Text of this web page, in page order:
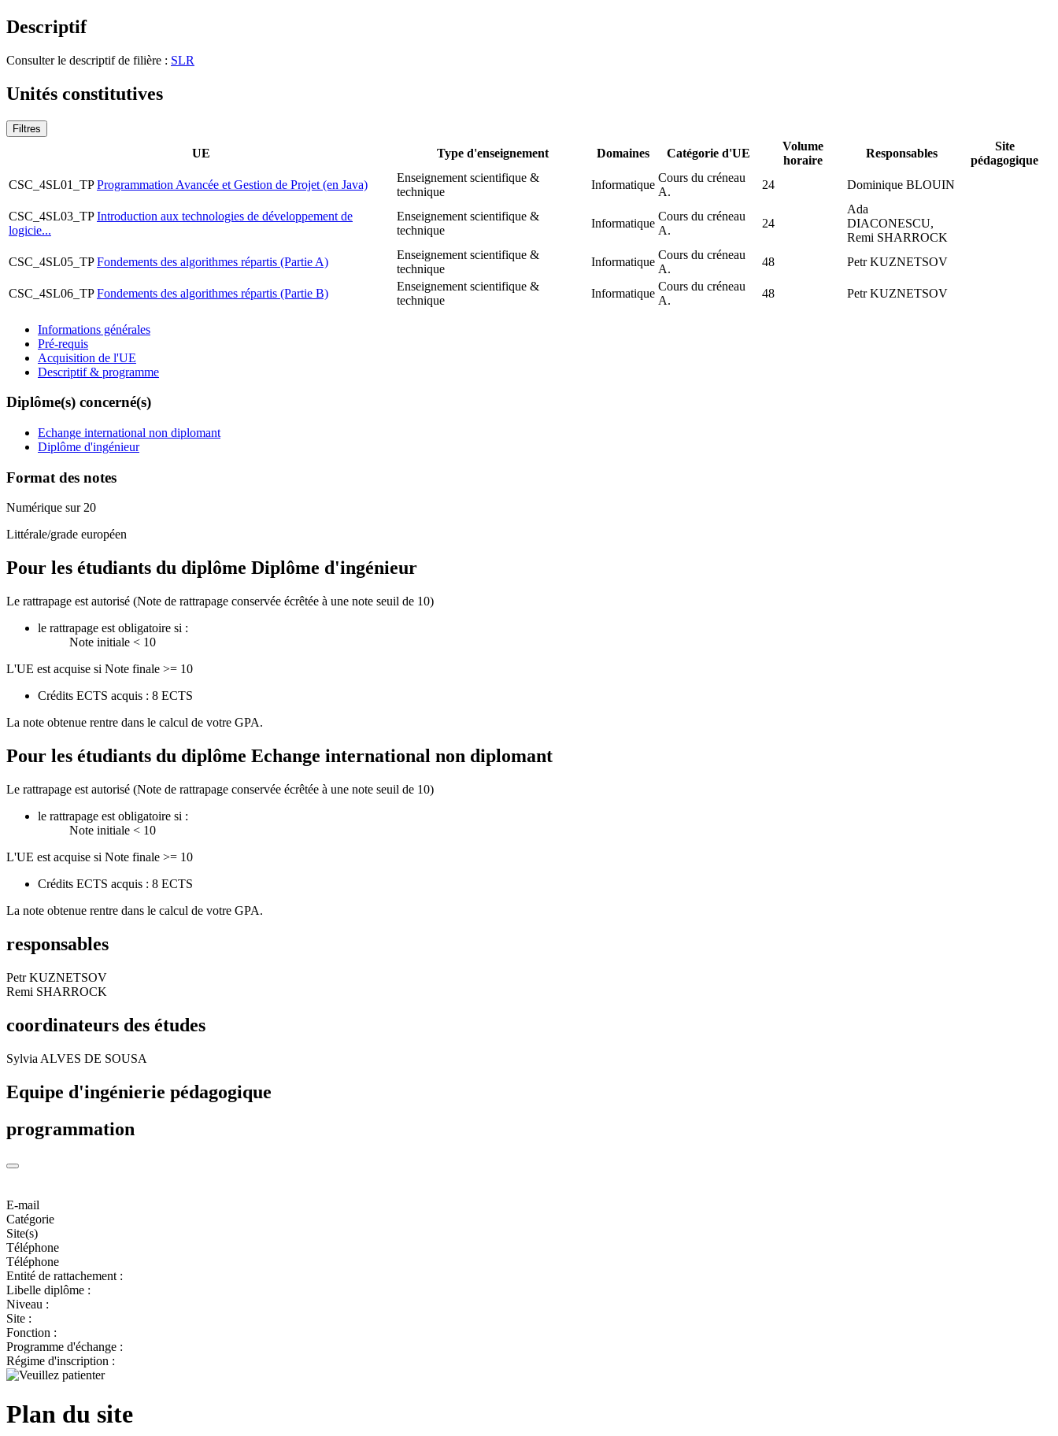
Descriptif
Consulter le descriptif de filière : SLR
Unités constitutives
Filtres
UE Type d'enseignement Domaines Catégorie d'UE
Volume
horaire
Responsables
Site
pédagogique
CSC_4SL01_TP Programmation Avancée et Gestion de Projet (en Java)
Enseignement scientifique &
technique
Informatique
Cours du créneau
A.
24 Dominique BLOUIN
CSC_4SL03_TP Introduction aux technologies de développement de
logicie...
Enseignement scientifique &
technique
Informatique
Cours du créneau
A.
24
Ada
DIACONESCU,
Remi SHARROCK
CSC_4SL05_TP Fondements des algorithmes répartis (Partie A)
Enseignement scientifique &
technique
Informatique
Cours du créneau
A.
48 Petr KUZNETSOV
CSC_4SL06_TP Fondements des algorithmes répartis (Partie B)
Enseignement scientifique &
technique
Informatique
Cours du créneau
A.
48 Petr KUZNETSOV
Informations générales
Pré-requis
Acquisition de l'UE
Descriptif & programme
Diplôme(s) concerné(s)
Echange international non diplomant
Diplôme d'ingénieur
Format des notes
Numérique sur 20
Littérale/grade européen
Pour les étudiants du diplôme Diplôme d'ingénieur
Le rattrapage est autorisé (Note de rattrapage conservée écrêtée à une note seuil de 10)
le rattrapage est obligatoire si :
Note initiale < 10
L'UE est acquise si Note finale >= 10
Crédits ECTS acquis : 8 ECTS
La note obtenue rentre dans le calcul de votre GPA.
Pour les étudiants du diplôme Echange international non diplomant
Le rattrapage est autorisé (Note de rattrapage conservée écrêtée à une note seuil de 10)
le rattrapage est obligatoire si :
Note initiale < 10
L'UE est acquise si Note finale >= 10
Crédits ECTS acquis : 8 ECTS
La note obtenue rentre dans le calcul de votre GPA.
responsables
Petr KUZNETSOV
Remi SHARROCK
coordinateurs des études
Sylvia ALVES DE SOUSA
Equipe d'ingénierie pédagogique
programmation
E-mail
Catégorie
Site(s)
Téléphone
Téléphone
Entité de rattachement :
Libelle diplôme :
Niveau :
Site :
Fonction :
Programme d'échange :
Régime d'inscription :
Plan du site